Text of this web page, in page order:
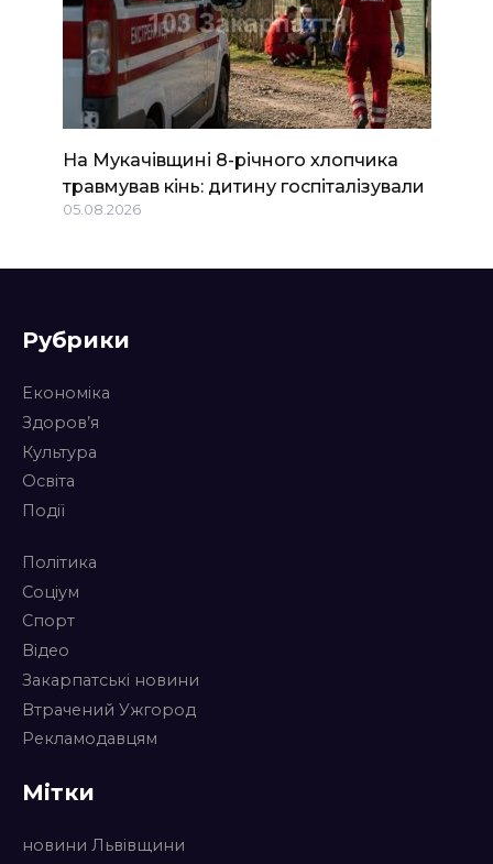
На Мукачівщині 8-річного хлопчика
травмував кінь: дитину госпіталізували
05.08.2026
Рубрики
Економіка
Здоров’я
Культура
Освіта
Події
Політика
Соціум
Спорт
Відео
Закарпатські новини
Втрачений Ужгород
Рекламодавцям
Мітки
новини Львівщини